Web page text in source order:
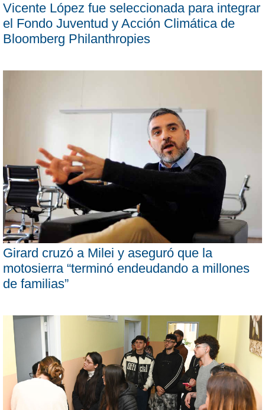
Vicente López fue seleccionada para integrar
el Fondo Juventud y Acción Climática de
Bloomberg Philanthropies
Girard cruzó a Milei y aseguró que la
motosierra “terminó endeudando a millones
de familias”